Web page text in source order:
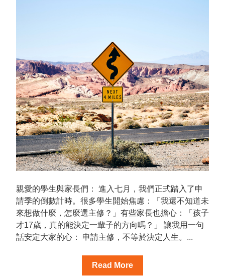
親愛的學生與家長們： 進入七月，我們正式踏入了申
請季的倒數計時。很多學生開始焦慮：「我還不知道未
來想做什麼，怎麼選主修？」有些家長也擔心：「孩子
才17歲，真的能決定一輩子的方向嗎？」 讓我用一句
話安定大家的心： 申請主修，不等於決定人生。...
Read More